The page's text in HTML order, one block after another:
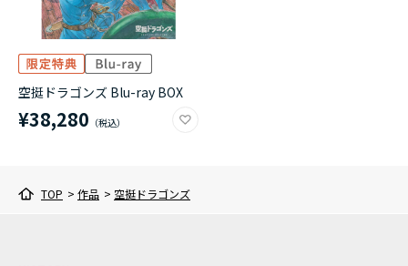
『無職転生Ⅲ ～異世界行ったら本気だす～』
『ふつつかな悪女ではございますが ～雛宮蝶鼠と
りかえ伝～』
空挺ドラゴンズ Blu-ray BOX
¥38,280
TOP > 作品 > 空挺ドラゴンズ